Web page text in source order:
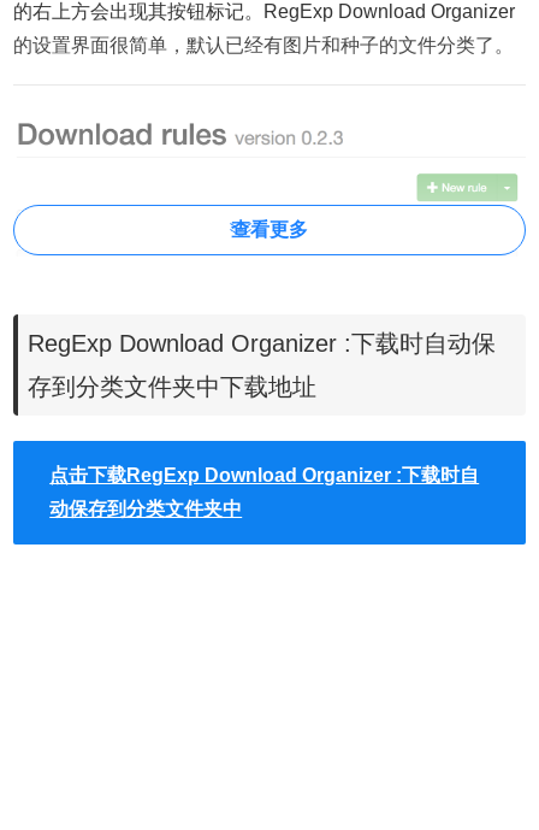
的右上方会出现其按钮标记。RegExp Download Organizer
的设置界面很简单，默认已经有图片和种子的文件分类了。
3.点击右上角的「New rule」按钮会新增筛选，在 MIME 处
填写文件类型，不知道的话在页面的右侧会有一些常用的类
型，下面我也会帖一些。再在「Destination path」处填写文
件夹名字，没有的直接填写可以直接创建，而这些文件夹都
是在下载目录中的。
查看更多
RegExp Download Organizer :下载时自动保
存到分类文件夹中下载地址
点击下载RegExp Download Organizer :下载时自
动保存到分类文件夹中